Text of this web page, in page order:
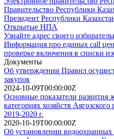
Правительство Республики
Президент Республики
Открытые НПА
Узнайте адрес своего
Информация про единых call
проверке включения в списки
Документы
Об утверждении Правил
закупок
2024-10-09T00:00:00Z
Основные показатели развития
категориях хозяйств Аягозского
2019-2020 г.
2020-10-19T00:00:00Z
Об установлении